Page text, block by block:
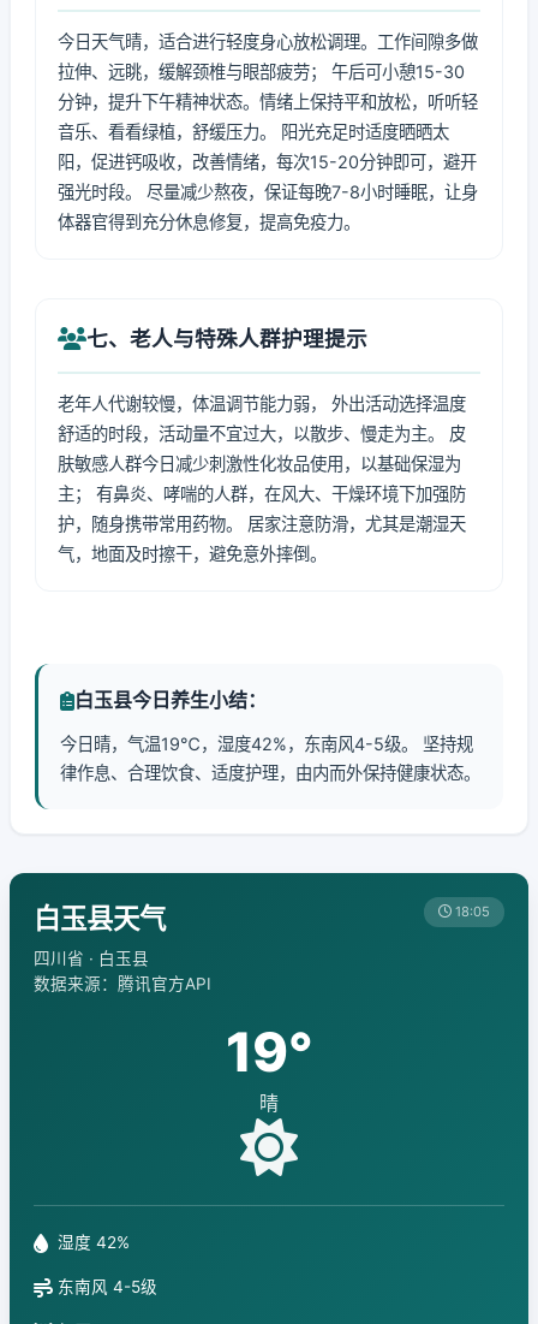
今日天气晴，适合进行轻度身心放松调理。工作间隙多做
拉伸、远眺，缓解颈椎与眼部疲劳； 午后可小憩15-30
分钟，提升下午精神状态。情绪上保持平和放松，听听轻
音乐、看看绿植，舒缓压力。 阳光充足时适度晒晒太
阳，促进钙吸收，改善情绪，每次15-20分钟即可，避开
强光时段。 尽量减少熬夜，保证每晚7-8小时睡眠，让身
体器官得到充分休息修复，提高免疫力。
七、老人与特殊人群护理提示
老年人代谢较慢，体温调节能力弱， 外出活动选择温度
舒适的时段，活动量不宜过大，以散步、慢走为主。 皮
肤敏感人群今日减少刺激性化妆品使用，以基础保湿为
主； 有鼻炎、哮喘的人群，在风大、干燥环境下加强防
护，随身携带常用药物。 居家注意防滑，尤其是潮湿天
气，地面及时擦干，避免意外摔倒。
白玉县今日养生小结：
今日晴，气温19℃，湿度42%，东南风4-5级。 坚持规
律作息、合理饮食、适度护理，由内而外保持健康状态。
白玉县天气
四川省 · 白玉县
数据来源：腾讯官方API
18:05
19°
晴
湿度 42%
东南风 4-5级